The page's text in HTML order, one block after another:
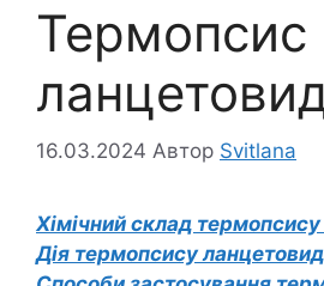
Термопсис
16.03.2024 Автор Svitlana
Хімічний склад
Дія термопсису